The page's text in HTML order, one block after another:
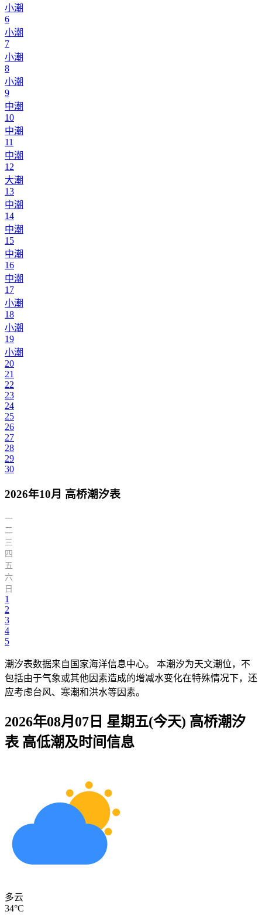
小潮
6
小潮
7
小潮
8
小潮
9
中潮
10
中潮
11
中潮
12
大潮
13
中潮
14
中潮
15
中潮
16
中潮
17
小潮
18
小潮
19
小潮
20
21
22
23
24
25
26
27
28
29
30
2026年10月 高桥潮汐表
一
二
三
四
五
六
日
1
2
3
4
5
潮汐表数据来自国家海洋信息中心。 本潮汐为天文潮位，不
包括由于气象或其他因素造成的增减水变化在特殊情况下，还
应考虑台风、寒潮和洪水等因素。
2026年08月07日 星期五(今天) 高桥潮汐
表 高低潮及时间信息
多云
34°C